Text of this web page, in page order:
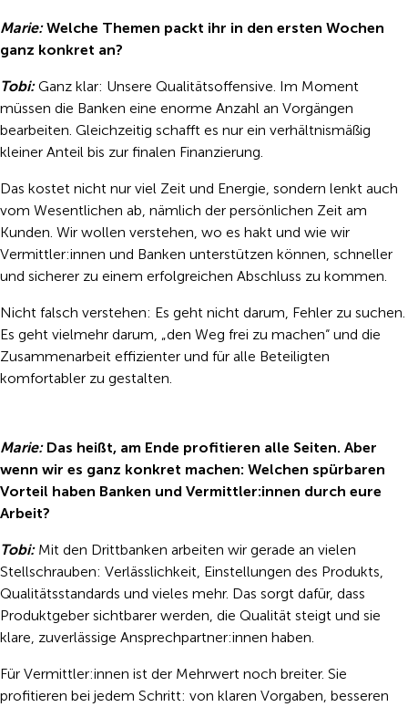
Marie:Welche Themen packt ihr in den ersten Wochen
ganz konkret an?
Tobi:Ganz klar: Unsere Qualitätsoffensive. Im Moment
müssen die Banken eine enorme Anzahl an Vorgängen
bearbeiten. Gleichzeitig schafft es nur ein verhältnismäßig
kleiner Anteil bis zur finalen Finanzierung.
Das kostet nicht nur viel Zeit und Energie, sondern lenkt auch
vom Wesentlichen ab, nämlich der persönlichen Zeit am
Kunden. Wir wollen verstehen, wo es hakt und wie wir
Vermittler:innen und Banken unterstützen können, schneller
und sicherer zu einem erfolgreichen Abschluss zu kommen.
Nicht falsch verstehen: Es geht nicht darum, Fehler zu suchen.
Es geht vielmehr darum, „den Weg frei zu machen“ und die
Zusammenarbeit effizienter und für alle Beteiligten
komfortabler zu gestalten.
Marie: Das heißt, am Ende profitieren alle Seiten. Aber
wenn wir es ganz konkret machen: Welchen spürbaren
Vorteil haben Banken und Vermittler:innen durch eure
Arbeit?
Tobi: Mit den Drittbanken arbeiten wir gerade an vielen
Stellschrauben: Verlässlichkeit, Einstellungen des Produkts,
Qualitätsstandards und vieles mehr. Das sorgt dafür, dass
Produktgeber sichtbarer werden, die Qualität steigt und sie
klare, zuverlässige Ansprechpartner:innen haben.
Für Vermittler:innen ist der Mehrwert noch breiter. Sie
profitieren bei jedem Schritt: von klaren Vorgaben, besseren